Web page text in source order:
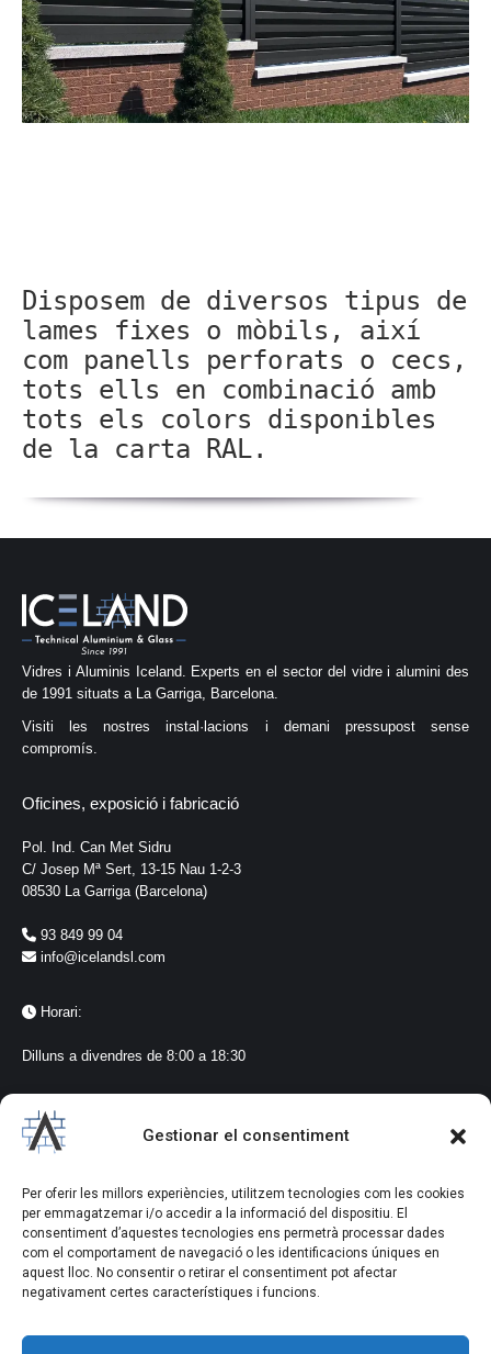
Gestionar el consentiment
Per oferir les millors experiències, utilitzem tecnologies com les cookies
per emmagatzemar i/o accedir a la informació del dispositiu. El
consentiment d’aquestes tecnologies ens permetrà processar dades
com el comportament de navegació o les identificacions úniques en
aquest lloc. No consentir o retirar el consentiment pot afectar
negativament certes característiques i funcions.
Disposem de diversos tipus de
lames fixes o mòbils, així
com panells perforats o cecs,
tots ells en combinació amb
tots els colors disponibles
de la carta RAL.
Vidres i Aluminis Iceland. Experts en el sector del vidre i alumini des
de 1991 situats a La Garriga, Barcelona.
Visiti les nostres instal·lacions i demani pressupost sense
compromís.
Oficines, exposició i fabricació
Pol. Ind. Can Met Sidru
C/ Josep Mª Sert, 13-15 Nau 1-2-3
08530 La Garriga (Barcelona)
93 849 99 04
info@icelandsl.com
Horari:
Dilluns a divendres de 8:00 a 18:30
Seguiment a les xarxes
@icelandlagarriga
#vidresialumini
#lagarriga